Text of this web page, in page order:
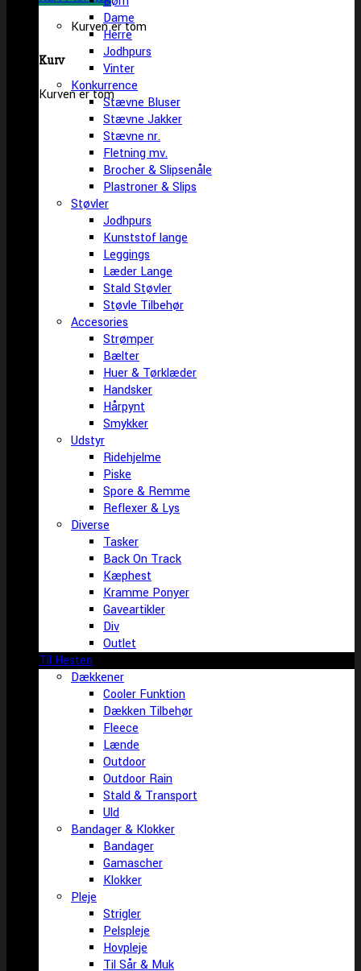
Kurven er tom
Kurv
Kurven er tom
Dame
Herre
Jodhpurs
Vinter
Konkurrence
Stævne Bluser
Stævne Jakker
Stævne nr.
Fletning mv.
Brocher & Slipsenåle
Plastroner & Slips
Støvler
Jodhpurs
Kunststof lange
Leggings
Læder Lange
Stald Støvler
Støvle Tilbehør
Accesories
Strømper
Bælter
Huer & Tørklæder
Handsker
Hårpynt
Smykker
Udstyr
Ridehjelme
Piske
Spore & Remme
Reflexer & Lys
Diverse
Tasker
Back On Track
Kæphest
Kramme Ponyer
Gaveartikler
Div
Outlet
Til Hesten
Dækkener
Cooler Funktion
Dækken Tilbehør
Fleece
Lænde
Outdoor
Outdoor Rain
Stald & Transport
Uld
Bandager & Klokker
Bandager
Gamascher
Klokker
Pleje
Strigler
Pelspleje
Hovpleje
Til Sår & Muk